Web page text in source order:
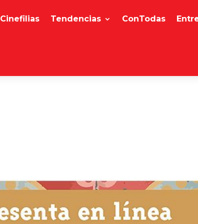
Cinefilias Tendencias ConTodas